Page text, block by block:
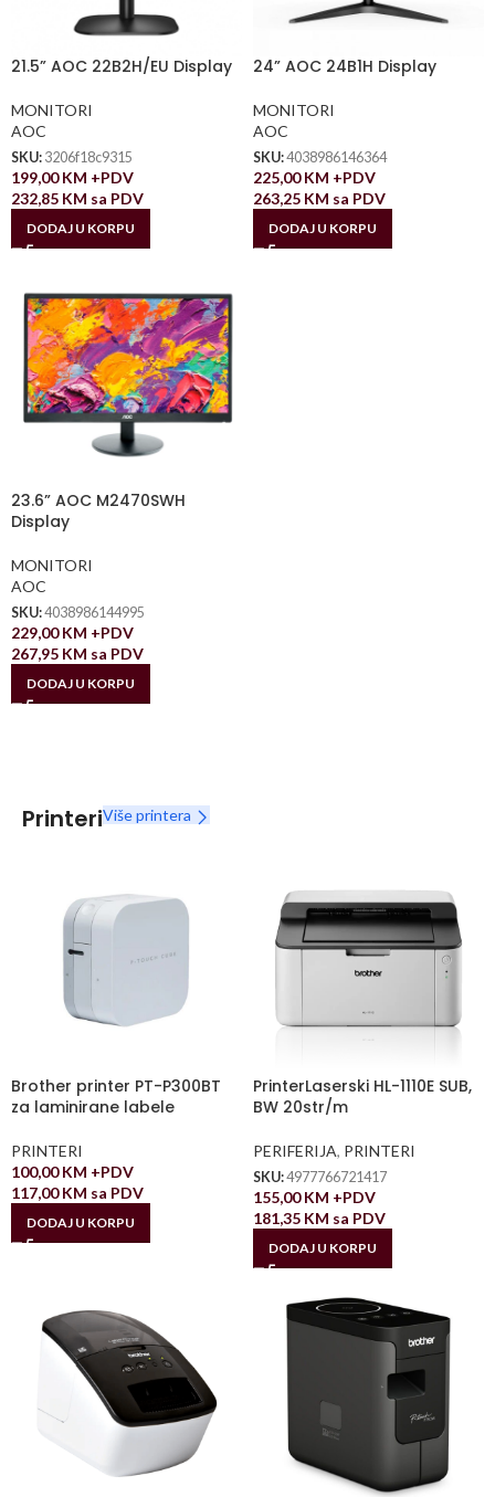
21.5” AOC 22B2H/EU Display
MONITORI
AOC
SKU: 3206f18c9315
199,00KM +PDV
232,85 KM sa PDV
DODAJ U KORPU
24” AOC 24B1H Display
MONITORI
AOC
SKU:4038986146364
225,00KM +PDV
263,25 KM sa PDV
DODAJ U KORPU
23.6” AOC M2470SWH
Display
MONITORI
AOC
SKU:4038986144995
229,00KM +PDV
267,95 KM sa PDV
DODAJ U KORPU
PrinteriViše printera
Brother printer PT-P300BT
za laminirane labele
PRINTERI
100,00KM +PDV
117,00KM sa PDV
DODAJ U KORPU
PrinterLaserski HL-1110E SUB,
BW 20str/m
PERIFERIJA, PRINTERI
SKU:4977766721417
155,00KM +PDV
181,35 KM sa PDV
DODAJ U KORPU